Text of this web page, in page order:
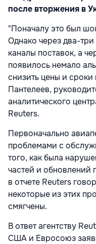
после вторжения в
"Поначалу это был
Однако через два-
каналы поставок, а
появилось немало
снизить цены и сроки
Пантелеев,
аналитического
Reuters.
Первоначально
проблемами с
того, как была
частей и обновлений
в отчете Reuters
некоторые из этих
смягчены.
В ответ агентству
США и Евросоюз